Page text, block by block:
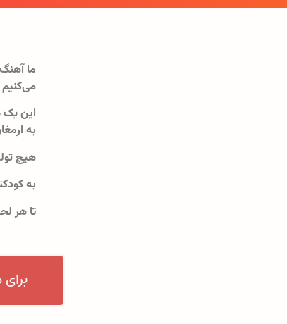
ما آهنگ
می‌کنیم
این
به
هیچ
به
تا هر